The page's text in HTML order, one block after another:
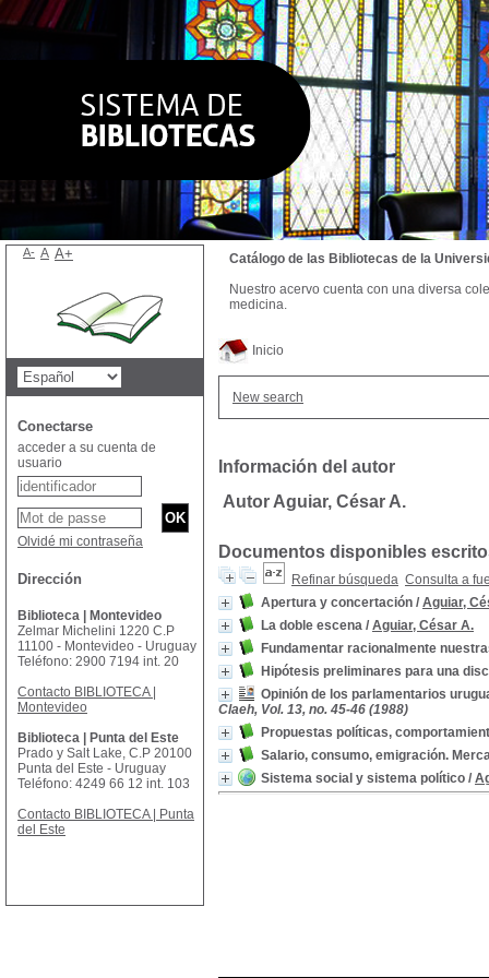
Inicio
New search
Información del autor
Autor Aguiar, César A.
Documentos disponibles
Refinar búsqueda Consulta a
Apertura y concertación / Aguiar,
La doble escena / Aguiar, César A.
Fundamentar racionalmente
Hipótesis preliminares para una
Opinión de los parlamentarios
Claeh, Vol. 13, no. 45-46 (1988)
Propuestas políticas,
Salario, consumo, emigración.
Sistema social y sistema político /
Catálogo de las Bibliotecas de la
Nuestro acervo cuenta con una diversa
medicina.
A- A A+
Conectarse
acceder a su cuenta de
usuario
Olvidé mi contraseña
Dirección
Biblioteca | Montevideo
Zelmar Michelini 1220 C.P
11100 - Montevideo - Uruguay
Teléfono: 2900 7194 int. 20
Contacto BIBLIOTECA |
Montevideo
Biblioteca | Punta del Este
Prado y Salt Lake, C.P 20100
Punta del Este - Uruguay
Teléfono: 4249 66 12 int. 103
Contacto BIBLIOTECA | Punta
del Este